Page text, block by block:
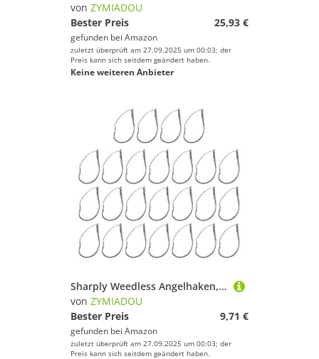
von ZYMIADOU
Bester Preis
25,93 €
gefunden bei Amazon
zuletzt überprüft am 27.09.2025 um 00:03; der
Preis kann sich seitdem geändert haben.
Keine weiteren Anbieter
Sharply Weedless Angelhaken, Wacky Rigs mit langem Hals, Ersatz für Süß- und Salzwasser, scharfer Unkrautloser Hakenersatz, 25 Stück
von ZYMIADOU
Bester Preis
9,71 €
gefunden bei Amazon
zuletzt überprüft am 27.09.2025 um 00:03; der
Preis kann sich seitdem geändert haben.